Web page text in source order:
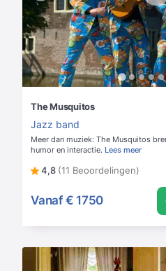
The Musquitos
Jazz band
Meer dan muziek: The Musquitos
humor en interactie. Lees meer
4,8 (11 Beoordelingen)
Vanaf € 1750